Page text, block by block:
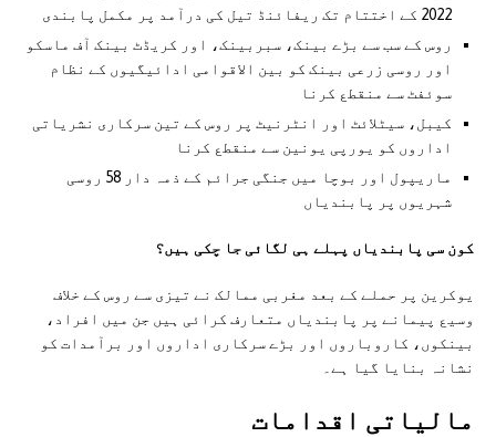
2022 کے اختتام تک ریفائنڈ تیل کی درآمد پر مکمل پابندی
روس کے سب سے بڑے بینک، سبربینک، اور کریڈٹ بینک آف ماسکو
اور روسی زرعی بینک کو بین الاقوامی ادائیگیوں کے نظام
سوئفٹ سے منقطع کرنا
کیبل، سیٹلائٹ اور انٹرنیٹ پر روس کے تین سرکاری نشریاتی
اداروں کو یورپی یونین سے منقطع کرنا
ماریپول اور بوچا میں جنگی جرائم کے ذمہ دار 58 روسی
شہریوں پر پابندیاں
کون سی پابندیاں پہلے ہی لگائی جا چکی ہیں؟
یوکرین پر حملے کے بعد مغربی ممالک نے تیزی سے روس کے خلاف
وسیع پیمانے پر پابندیاں متعارف کرائی ہیں جن میں افراد،
بینکوں، کاروباروں اور بڑے سرکاری اداروں اور برآمدات کو
نشانہ بنایا گیا ہے۔
مالیاتی اقدامات